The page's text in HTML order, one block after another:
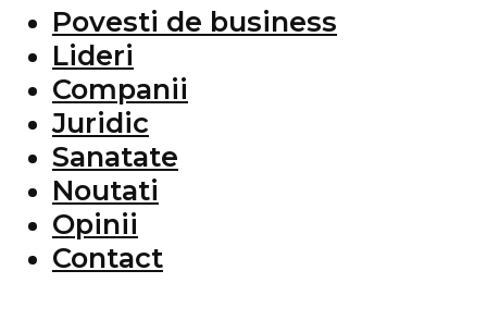
Povesti de business
Lideri
Companii
Juridic
Sanatate
Noutati
Opinii
Contact